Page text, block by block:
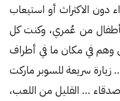
دون الاكتراث أو استيعاب
من عُمري، وكنت كل
وهم في مكان ما في أطراف
سريعة للسوبر ماركت
… القليل من اللعب،